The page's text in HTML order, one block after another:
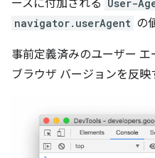
ースに付加される User-
navigator.userAgent の
事前定義済みのユーザー
ブラウザ バージョンを反映